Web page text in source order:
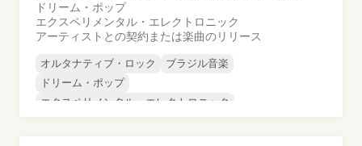
ドリーム・ポップ
エクスペリメンタル・エレクトロニック
アーティストとの契約または楽曲のリリース
オルタナティブ・ロック
ブラジル音楽
ドリーム・ポップ
エクスペリメンタル・エレクトロニック